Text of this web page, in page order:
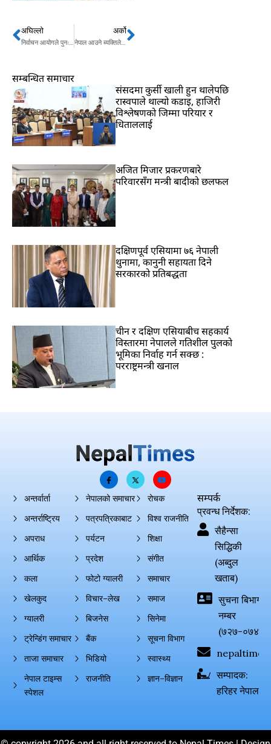
Prev
अघिल्लो अर्को
नेपाल आउने ब्यक्तिले अब क्वारेन्टिन बस्नु नपर्ने ! Next
सम्बन्धित समाचार
संसदमा कुर्सी खाली हुन थालेपछि
रास्वपाले थाल्यो कडाइ, हाजिरी
विश्लेषणको जिम्मा परियार र
धिताललाई
अजित मिजार प्रकरणबारे
परिवारसँग मन्त्री बादीको छलफल
दक्षिणपूर्व एसियामा ७६ नेपाली
थुनामा, कानुनी सहायता दिने
सरकारको प्रतिबद्धता
चीन र दक्षिण एसियाबीच सहकार्य
विस्तारमा नेपालले गतिशील पुलको
भूमिका निर्वाह गर्न सक्छ :
परराष्ट्रमन्त्री खनाल
अन्तर्वार्ता
अन्तर्राष्ट्रिय
अपराध
आर्थिक
कला
खेलकुद
ग्यालरी
ट्रेन्डिंग समाचार
ताजा समाचार
नेपाल टाइम्स
स्पेशल
नेपालको समाचार
पत्रपत्रिकाबाट
पर्यटन
प्रदेश
फोटो ग्यालरी
विचार–लेख
बिजनेस
बैंक
भिडियो
राजनीति
रोचक
विश्व राजनीति
शिक्षा
संगीत
समाचार
समाज
सिनेमा
सूचना विभाग
स्वास्थ्य
ज्ञान–विज्ञान
सम्पर्क
प्रवन्ध निर्देशक:
सैहैन्सा
सिद्धिकी
(अब्दुल
खताब)
सुचना बिभाग
नम्बर
(७२७-०७४-
सम्पादक:
हरिहर नेपाल